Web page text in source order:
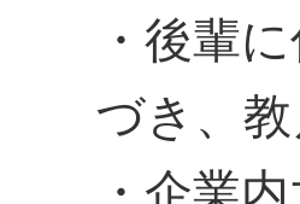
・後輩
づき、
・企業